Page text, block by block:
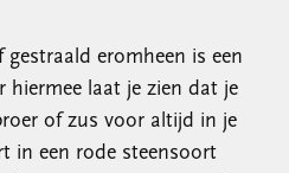
eromheen is een
laat je zien dat je
of zus voor altijd in je
in een rode steensoort